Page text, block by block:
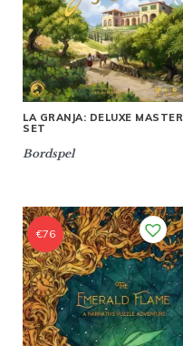
LA GRANJA: DELUXE MASTER
SET
Bordspel
€76